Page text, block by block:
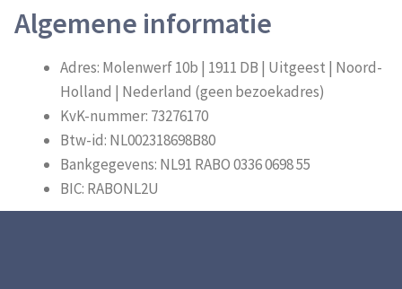
Nederlands
Deutsch
Algemene informatie
Adres: Molenwerf 10b | 1911 DB | Uitgeest | Noord-
Holland | Nederland (geen bezoekadres)
KvK-nummer: 73276170
Btw-id: NL002318698B80
Bankgegevens: NL91 RABO 0336 0698 55
BIC: RABONL2U